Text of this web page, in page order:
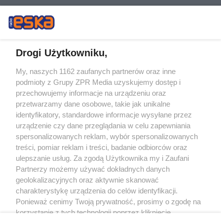
Żaden utwór zamieszczony w serwisie nie może być powielany i
rozpowszechniany lub dalej rozpowszechniany w jakikolwiek sposób (w
tym także elektroniczny lub mechaniczny) na jakimkolwiek polu
eksploatacji w jakiejkolwiek formie, włącznie z umieszczaniem w Internecie
bez pisemnej zgody właściciela praw. Jakiekolwiek użycie lub
wykorzystanie utworów w całości lub w części z naruszeniem prawa, tzn.
bez właściwej zgody, jest zabronione pod groźbą kary i może być ścigane
prawnie.
O nas
Drogi Użytkowniku,
My, naszych 1162 zaufanych partnerów oraz inne
podmioty z Grupy ZPR Media uzyskujemy dostęp i
przechowujemy informacje na urządzeniu oraz
przetwarzamy dane osobowe, takie jak unikalne
identyfikatory, standardowe informacje wysyłane przez
urządzenie czy dane przeglądania w celu zapewniania
spersonalizowanych reklam, wybór spersonalizowanych
treści, pomiar reklam i treści, badanie odbiorców oraz
ulepszanie usług. Za zgodą Użytkownika my i Zaufani
Partnerzy możemy używać dokładnych danych
geolokalizacyjnych oraz aktywnie skanować
charakterystykę urządzenia do celów identyfikacji.
Ponieważ cenimy Twoją prywatność, prosimy o zgodę na
korzystanie z tych technologii poprzez kliknięcie